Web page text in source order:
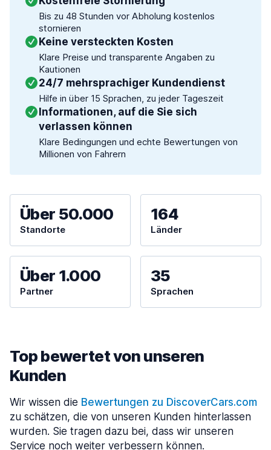
Bis zu 48 Stunden vor Abholung kostenlos
stornieren
Keine versteckten Kosten
Klare Preise und transparente Angaben zu
Kautionen
24/7 mehrsprachiger Kundendienst
Hilfe in über 15 Sprachen, zu jeder Tageszeit
Informationen, auf die Sie sich
verlassen können
Klare Bedingungen und echte Bewertungen von
Millionen von Fahrern
Über 50.000
Standorte
164
Länder
Über 1.000
Partner
35
Sprachen
Top bewertet von unseren
Kunden
Wir wissen die Bewertungen zu DiscoverCars.com
zu schätzen, die von unseren Kunden hinterlassen
wurden. Sie tragen dazu bei, dass wir unseren
Service noch weiter verbessern können.